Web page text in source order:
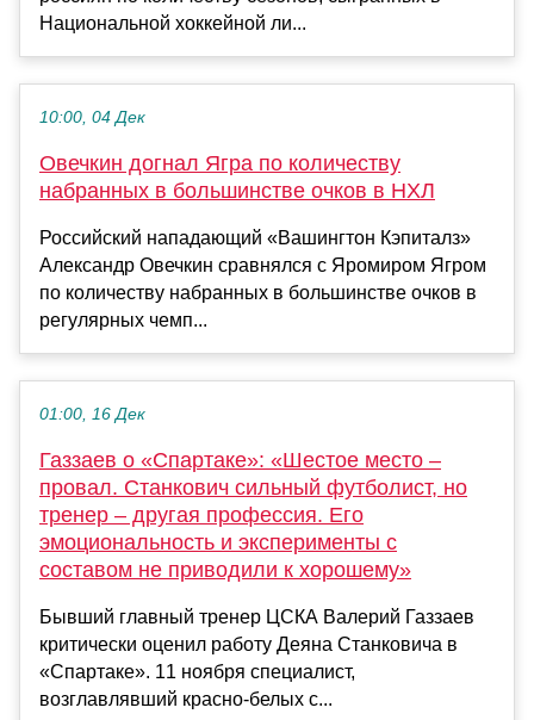
Национальной хоккейной ли...
10:00, 04 Дек
Овечкин догнал Ягра по количеству
набранных в большинстве очков в НХЛ
Российский нападающий «Вашингтон Кэпиталз»
Александр Овечкин сравнялся с Яромиром Ягром
по количеству набранных в большинстве очков в
регулярных чемп...
01:00, 16 Дек
Газзаев о «Спартаке»: «Шестое место –
провал. Станкович сильный футболист, но
тренер – другая профессия. Его
эмоциональность и эксперименты с
составом не приводили к хорошему»
Бывший главный тренер ЦСКА Валерий Газзаев
критически оценил работу Деяна Станковича в
«Спартаке». 11 ноября специалист,
возглавлявший красно-белых с...